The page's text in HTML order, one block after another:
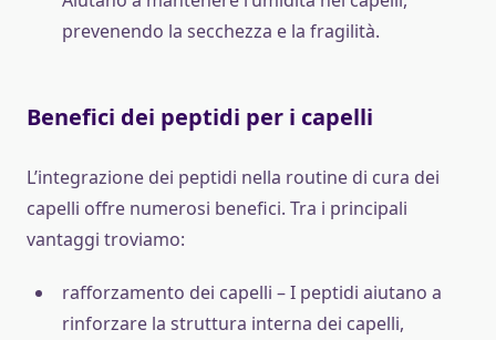
prevenendo la secchezza e la fragilità.
Benefici dei peptidi per i capelli
L’integrazione dei peptidi nella routine di cura dei
capelli offre numerosi benefici. Tra i principali
vantaggi troviamo:
rafforzamento dei capelli – I peptidi aiutano a
rinforzare la struttura interna dei capelli,